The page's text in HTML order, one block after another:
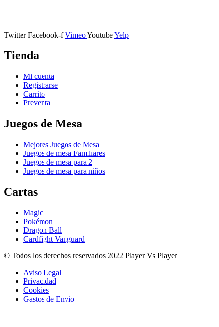
Twitter Facebook-f VimeoYoutubeYelp
Tienda
Mi cuenta
Registrarse
Carrito
Preventa
Juegos de Mesa
Mejores Juegos de Mesa
Juegos de mesa Familiares
Juegos de mesa para 2
Juegos de mesa para niños
Cartas
Magic
Pokémon
Dragon Ball
Cardfight Vanguard
© Todos los derechos reservados 2022 Player Vs Player
Aviso Legal
Privacidad
Cookies
Gastos de Envio